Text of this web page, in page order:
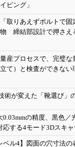
イピング」
「取りあえずボルトで
物 締結部設計で押さえ
量産プロセスで、完璧な
立て）と検査ができない
術が変えた「靴選び」
0.03mmの精度、黒色／
応する4モード3Dスキ
ベル4】図面の穴寸法